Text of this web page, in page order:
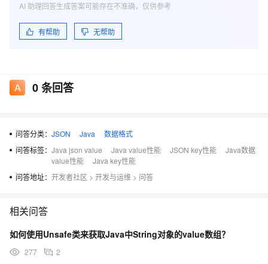
有帮助 无帮助
AI 助理回答生成答案可能存在不准确，仅供参考
0条回答
问答分类： JSON Java
数据格式
问答标签： Java json value Java value性能 JSON key性能
Java数据
value性能
Java key性能
问答地址： 开发者社区 > 开发与运维 > 问答
相关问答
如何使用Unsafe类来获取Java中String对象的value数组？
277 2